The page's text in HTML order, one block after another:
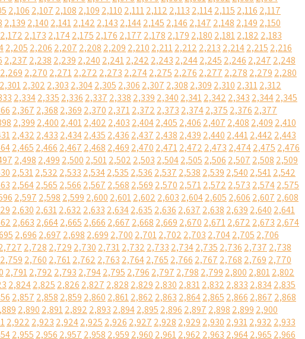
2,106 2,107 2,108 2,109 2,110 2,1112,112 2,113 2,1142,115 2,116 2,117
2,139 2,140 2,1412,142 2,143 2,1442,145 2,146 2,147 2,148 2,149 2,150
2,172 2,173 2,1742,175 2,176 2,177 2,178 2,179 2,180 2,1812,182 2,183
2,205 2,206 2,207 2,208 2,209 2,210 2,2112,212 2,213 2,2142,215 2,216
2,237 2,238 2,239 2,240 2,2412,242 2,243 2,2442,245 2,246 2,247 2,248
2,269 2,270 2,2712,272 2,273 2,2742,275 2,276 2,277 2,278 2,279 2,280
2,3012,302 2,303 2,3042,305 2,306 2,307 2,308 2,309 2,310 2,3112,312
2,3342,335 2,336 2,337 2,338 2,339 2,340 2,3412,342 2,343 2,3442,345
2,367 2,368 2,369 2,370 2,3712,372 2,373 2,3742,375 2,376 2,377
2,399 2,400 2,4012,402 2,403 2,4042,405 2,406 2,407 2,408 2,409 2,410
2,432 2,433 2,4342,435 2,436 2,437 2,438 2,439 2,440 2,4412,442 2,443
2,465 2,466 2,467 2,468 2,469 2,470 2,4712,472 2,473 2,4742,475 2,476
2,498 2,499 2,500 2,5012,502 2,503 2,5042,505 2,506 2,507 2,508 2,509
2,5312,532 2,533 2,5342,535 2,536 2,537 2,538 2,539 2,540 2,5412,542
2,5642,565 2,566 2,567 2,568 2,569 2,570 2,5712,572 2,573 2,5742,575
2,597 2,598 2,599 2,600 2,6012,602 2,603 2,6042,605 2,606 2,607 2,608
2,630 2,6312,632 2,633 2,6342,635 2,636 2,637 2,638 2,639 2,640 2,641
2,663 2,6642,665 2,666 2,667 2,668 2,669 2,670 2,6712,672 2,673 2,674
2,696 2,697 2,698 2,699 2,700 2,7012,702 2,703 2,7042,705 2,706
2,728 2,729 2,730 2,7312,732 2,733 2,7342,735 2,736 2,737 2,738
2,759 2,760 2,7612,762 2,763 2,7642,765 2,766 2,767 2,768 2,769 2,770
2,7912,792 2,793 2,7942,795 2,796 2,797 2,798 2,799 2,800 2,8012,802
2,8242,825 2,826 2,827 2,828 2,829 2,830 2,8312,832 2,833 2,8342,835
2,857 2,858 2,859 2,860 2,8612,862 2,863 2,8642,865 2,866 2,867 2,868
2,890 2,8912,892 2,893 2,8942,895 2,896 2,897 2,898 2,899 2,900
2,922 2,923 2,9242,925 2,926 2,927 2,928 2,929 2,930 2,9312,932 2,933
2,955 2,956 2,957 2,958 2,959 2,960 2,9612,962 2,963 2,9642,965 2,966